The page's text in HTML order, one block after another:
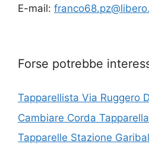
E-mail:
Forse potrebbe
Tapparellista Via Ruggero
Cambiare Corda
Tapparelle Stazione